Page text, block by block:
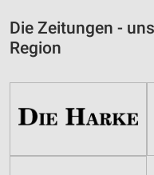
Die Zeitungen -
Region